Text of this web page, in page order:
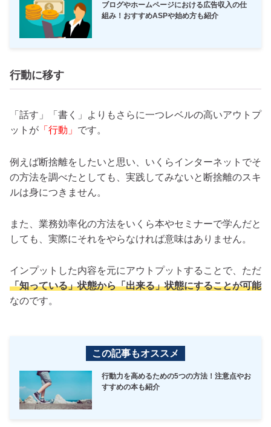
ブログやホームページにおける広告収入の仕
組み！おすすめASPや始め方も紹介
行動に移す
「話す」「書く」よりもさらに一つレベルの高いアウトプ
ットが 「行動」 です。
例えば断捨離をしたいと思い、いくらインターネットでそ
の方法を調べたとしても、実践してみないと断捨離のスキ
ルは身につきません。
また、業務効率化の方法をいくら本やセミナーで学んだと
しても、実際にそれをやらなければ意味はありません。
インプットした内容を元にアウトプットすることで、ただ
「知っている」状態から「出来る」状態にすることが可能
なのです。
この記事もオススメ
行動力を高めるための5つの方法！注意点やお
すすめの本も紹介